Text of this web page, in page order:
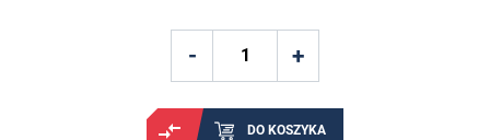
DO KOSZYKA